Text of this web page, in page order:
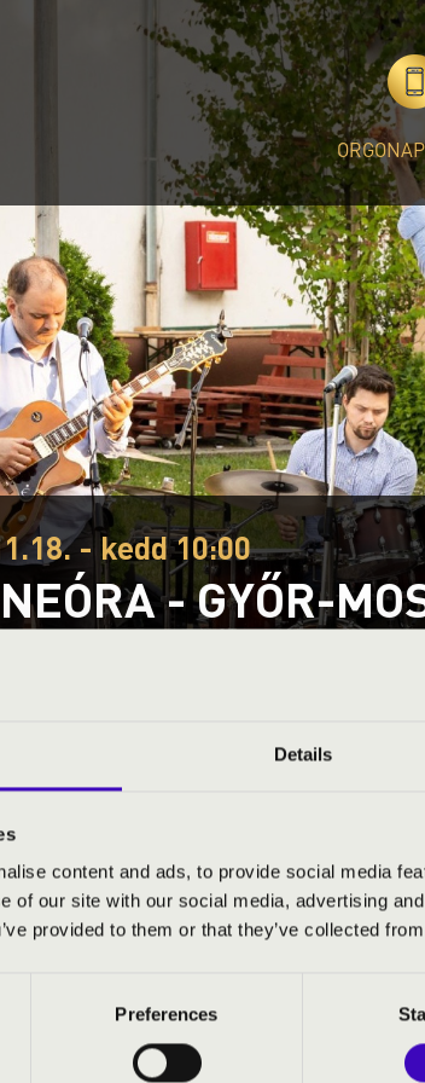
Details
content and ads, to provide social media
of our site with our social media, advertising
provided to them or that they’ve collected
Preferences
- kedd 10:00
- GYŐR-
Sopron vármegye
ÉS JEGYÁRAK